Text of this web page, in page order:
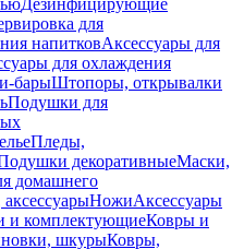
Дезинфицирующие
для
напитковАксессуары для
для охлаждения
барыШтопоры, открывалки
Подушки для
Пледы,
декоративныеМаски,
домашнего
НожиАксессуары
и комплектующиеКовры и
шкурыКовры,